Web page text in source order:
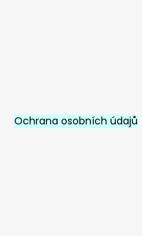
Ochrana osobních údajů